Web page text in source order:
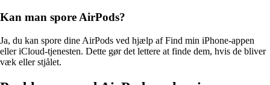
Kan man spore AirPods?
Ja, du kan spore dine AirPods ved hjælp af Find min iPhone-appen
eller iCloud-tjenesten. Dette gør det lettere at finde dem, hvis de bliver
væk eller stjålet.